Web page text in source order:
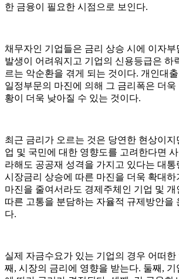
한 금융이 필요한 시점으로 보인다.
채무자인 기업들은 금리 상승 시에 이자부
발생이 어려워지고 기업의 신용등급은 하
르는 악순환을 겪게 되는 것이다. 개인대
일정부문의 마진에 의해 그 금리폭은 더
황이 더욱 낮아질 수 있는 것이다.
최근 금리가 오르는 것은 당연한 현상이지
업 및 국민에 대한 영향도를 고려한다면
라해도 공공재 성격을 가지고 있다는 대통
시장금리 상승에 따른 마진을 더욱 확대
마진을 줄여서라도 경제주체인 기업 및 개
따른 고통을 분담하는 자율적 규제방안을
다.
실제 자금수요가 있는 기업의 경우 어떠한
째, 시장의 금리에 영향을 받는다. 둘째,